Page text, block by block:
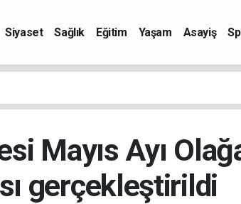
Siyaset Sağlık Eğitim Yaşam Asayiş
Mayıs Ayı
gerçekleştirildi